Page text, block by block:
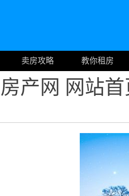
卖房攻略 教你租房
产网 网站